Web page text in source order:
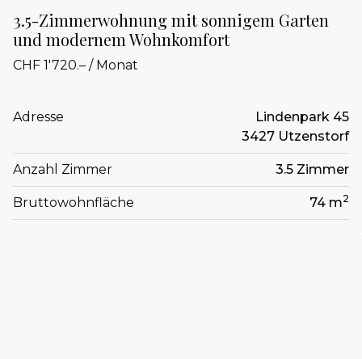
3.5-Zimmerwohnung mit sonnigem Garten
und modernem Wohnkomfort
CHF 1'720.– / Monat
Adresse
Lindenpark 45
3427 Utzenstorf
Anzahl Zimmer 3.5 Zimmer
Bruttowohnfläche 74 m2